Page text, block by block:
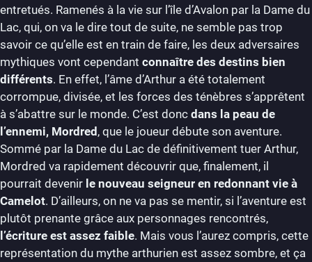
entretués. Ramenés à la vie sur l’île d’Avalon par la Dame du
Lac, qui, on va le dire tout de suite, ne semble pas trop
savoir ce qu’elle est en train de faire, les deux adversaires
mythiques vont cependant connaître des destins bien
différents. En effet, l’âme d’Arthur a été totalement
corrompue, divisée, et les forces des ténèbres s’apprêtent
à s’abattre sur le monde. C’est donc dans la peau de
l’ennemi, Mordred, que le joueur débute son aventure.
Sommé par la Dame du Lac de définitivement tuer Arthur,
Mordred va rapidement découvrir que, finalement, il
pourrait devenir le nouveau seigneur en redonnant vie à
Camelot. D’ailleurs, on ne va pas se mentir, si l’aventure est
plutôt prenante grâce aux personnages rencontrés,
l’écriture est assez faible. Mais vous l’aurez compris, cette
représentation du mythe arthurien est assez sombre, et ça